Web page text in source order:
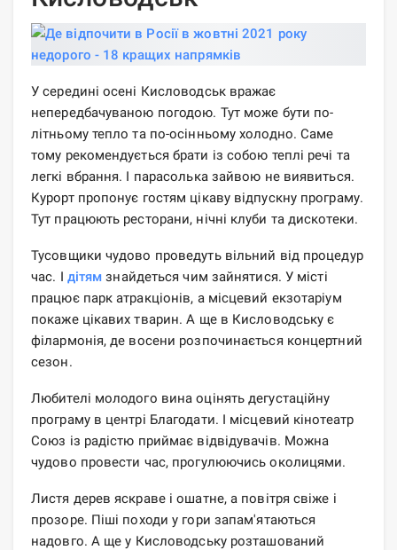
У середині осені Кисловодськ вражає
непередбачуваною погодою. Тут може бути по-
літньому тепло та по-осінньому холодно. Саме
тому рекомендується брати із собою теплі речі та
легкі вбрання. І парасолька зайвою не виявиться.
Курорт пропонує гостям цікаву відпускну програму.
Тут працюють ресторани, нічні клуби та дискотеки.
Тусовщики чудово проведуть вільний від процедур
час. І дітям знайдеться чим зайнятися. У місті
працює парк атракціонів, а місцевий екзотаріум
покаже цікавих тварин. А ще в Кисловодську є
філармонія, де восени розпочинається концертний
сезон.
Любителі молодого вина оцінять дегустаційну
програму в центрі Благодати. І місцевий кінотеатр
Союз із радістю приймає відвідувачів. Можна
чудово провести час, прогулюючись околицями.
Листя дерев яскраве і ошатне, а повітря свіже і
прозоре. Піші походи у гори запам'ятаються
надовго. А ще у Кисловодську розташований